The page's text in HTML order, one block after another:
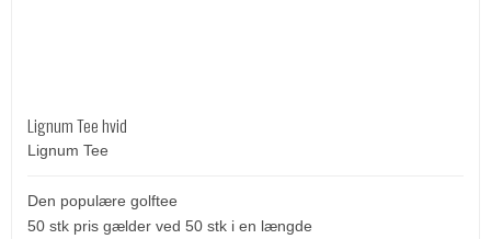
Lignum Tee hvid
Lignum Tee
Den populære golftee
50 stk pris gælder ved 50 stk i en længde